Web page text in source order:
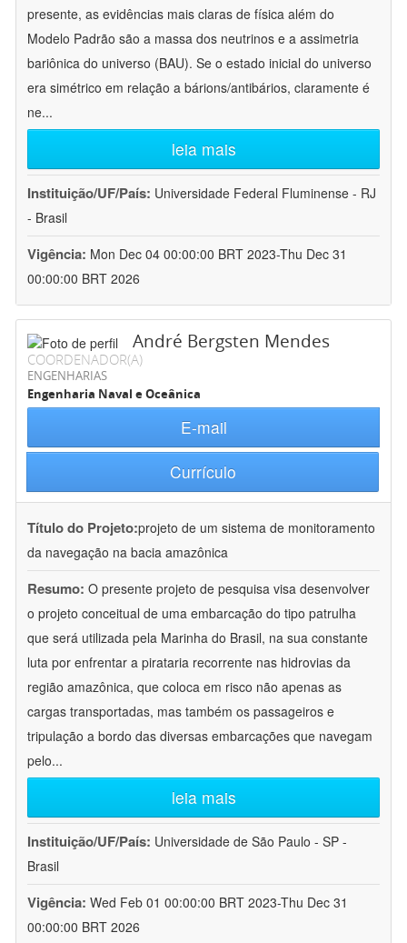
presente, as evidências mais claras de física além do
Modelo Padrão são a massa dos neutrinos e a assimetria
bariônica do universo (BAU). Se o estado inicial do universo
era simétrico em relação a bárions/antibários, claramente é
ne...
leia mais
Instituição/UF/País: Universidade Federal Fluminense - RJ
- Brasil
Vigência: Mon Dec 04 00:00:00 BRT 2023-Thu Dec 31
00:00:00 BRT 2026
André Bergsten Mendes
COORDENADOR(A)
ENGENHARIAS
Engenharia Naval e Oceânica
E-mail
Currículo
Título do Projeto:projeto de um sistema de monitoramento
da navegação na bacia amazônica
Resumo: O presente projeto de pesquisa visa desenvolver
o projeto conceitual de uma embarcação do tipo patrulha
que será utilizada pela Marinha do Brasil, na sua constante
luta por enfrentar a pirataria recorrente nas hidrovias da
região amazônica, que coloca em risco não apenas as
cargas transportadas, mas também os passageiros e
tripulação a bordo das diversas embarcações que navegam
pelo...
leia mais
Instituição/UF/País: Universidade de São Paulo - SP -
Brasil
Vigência: Wed Feb 01 00:00:00 BRT 2023-Thu Dec 31
00:00:00 BRT 2026